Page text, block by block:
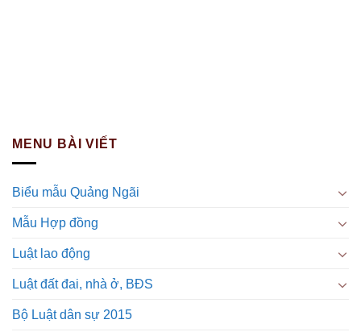
MENU BÀI VIẾT
Biểu mẫu Quảng Ngãi
Mẫu Hợp đồng
Luật lao động
Luật đất đai, nhà ở, BĐS
Bộ Luật dân sự 2015